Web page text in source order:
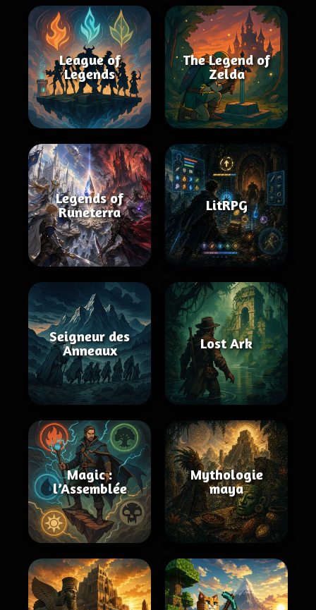
League of
Legends
The Legend of
Zelda
Legends of
Runeterra
LitRPG
Seigneur des
Anneaux
Lost Ark
Magic :
l’Assemblée
Mythologie
maya